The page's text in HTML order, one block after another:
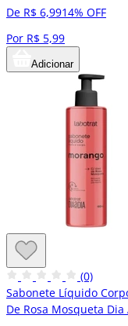
De R$ 6,9914% OFF
Por R$ 5,99
Adicionar
(0)
Sabonete Líquido
De Rosa Mosqueta Dia